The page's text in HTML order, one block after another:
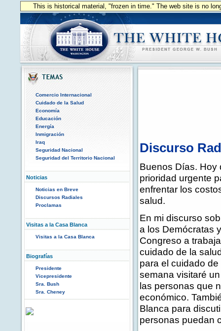
This is historical material, "frozen in time." The web site is no
Comercio Internacional
Cuidado de la Salud
Economía
Educación
Energía
Inmigración
Iraq
Seguridad Nacional
Seguridad del Territorio Nacional
Noticias
Noticias en Breve
Discursos Radiales
Proclamas
Visitas a la Casa Blanca
Visitas a la Casa Blanca
Biografías
Presidente
Vicepresidente
Sra. Bush
Sra. Cheney
Discurso
Buenos Días. Hoy
prioridad urgente
enfrentar los
salud.
En mi discurso
a los Demócratas
Congreso a
cuidado de la
para el cuidado
semana visitaré
las personas que
económico.
Blanca para
personas puedan